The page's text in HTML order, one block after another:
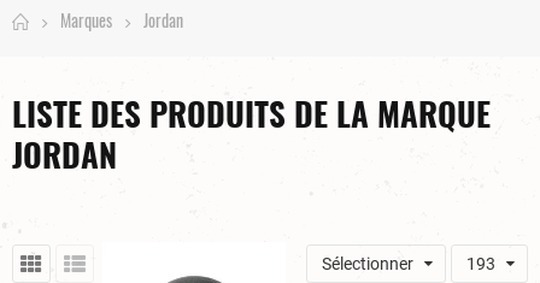
Marques Jordan
LISTE DES PRODUITS DE LA MARQUE
JORDAN
Sélectionner 193